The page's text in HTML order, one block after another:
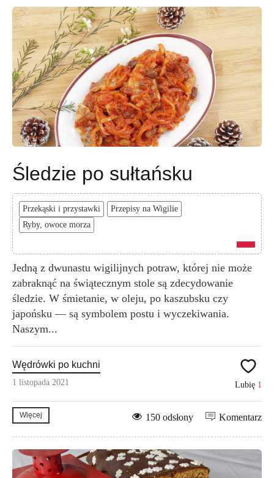
Śledzie po sułtańsku
Przekąski i przystawki
Przepisy na Wigilie
Ryby, owoce morza
Jedną z dwunastu wigilijnych potraw, której nie może
zabraknąć na świątecznym stole są zdecydowanie
śledzie. W śmietanie, w oleju, po kaszubsku czy
japońsku — są symbolem postu i wyczekiwania.
Naszym...
Wędrówki po kuchni
1 listopada 2021 Lubię 1
Więcej Komentarz
150 odsłony